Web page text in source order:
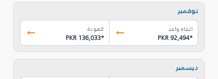
نوفمبر
اتجاه واحد
PKR 92,494*
العودة
PKR 136,033*
ديسمبر